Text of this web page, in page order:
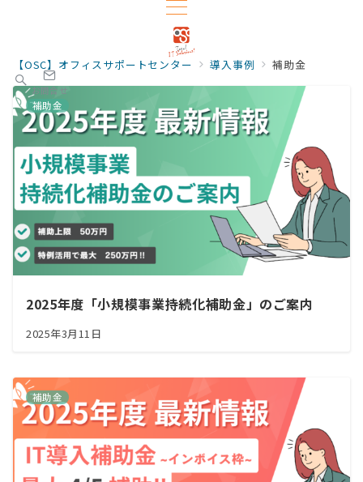
お問合せ
【OSC】オフィスサポートセンター 導入事例 補助金
補助金
2025年度「小規模事業持続化補助金」のご案内
2025年3月11日
補助金